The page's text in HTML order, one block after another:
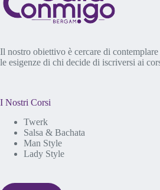
Il nostro obiettivo è cercare di
le esigenze di chi decide di iscriversi ai
I Nostri Corsi
Twerk
Salsa & Bachata
Man Style
Lady Style